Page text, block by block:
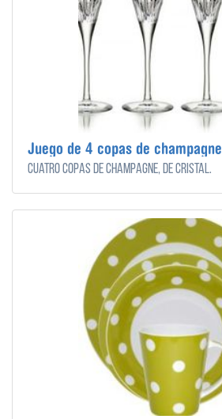
Juego de 4 copas de champagne
Cuatro copas de champagne, de cristal.